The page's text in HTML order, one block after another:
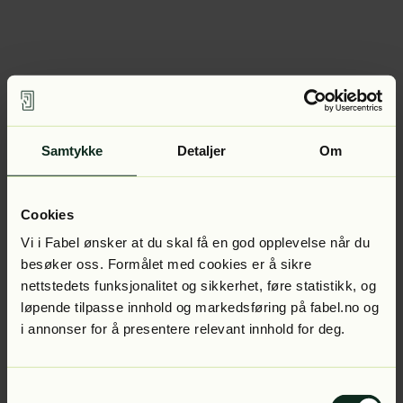
Samtykke Detaljer Om
Cookies
Vi i Fabel ønsker at du skal få en god opplevelse når du
besøker oss. Formålet med cookies er å sikre
nettstedets funksjonalitet og sikkerhet, føre statistikk, og
løpende tilpasse innhold og markedsføring på fabel.no og
i annonser for å presentere relevant innhold for deg.